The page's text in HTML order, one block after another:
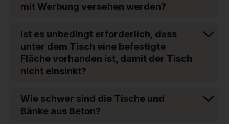
mit Werbung versehen werden?
Ist es unbedingt erforderlich, dass
unter dem Tisch eine befestigte
Fläche vorhanden ist, damit der Tisch
nicht einsinkt?
Wie schwer sind die Tische und
Bänke aus Beton?